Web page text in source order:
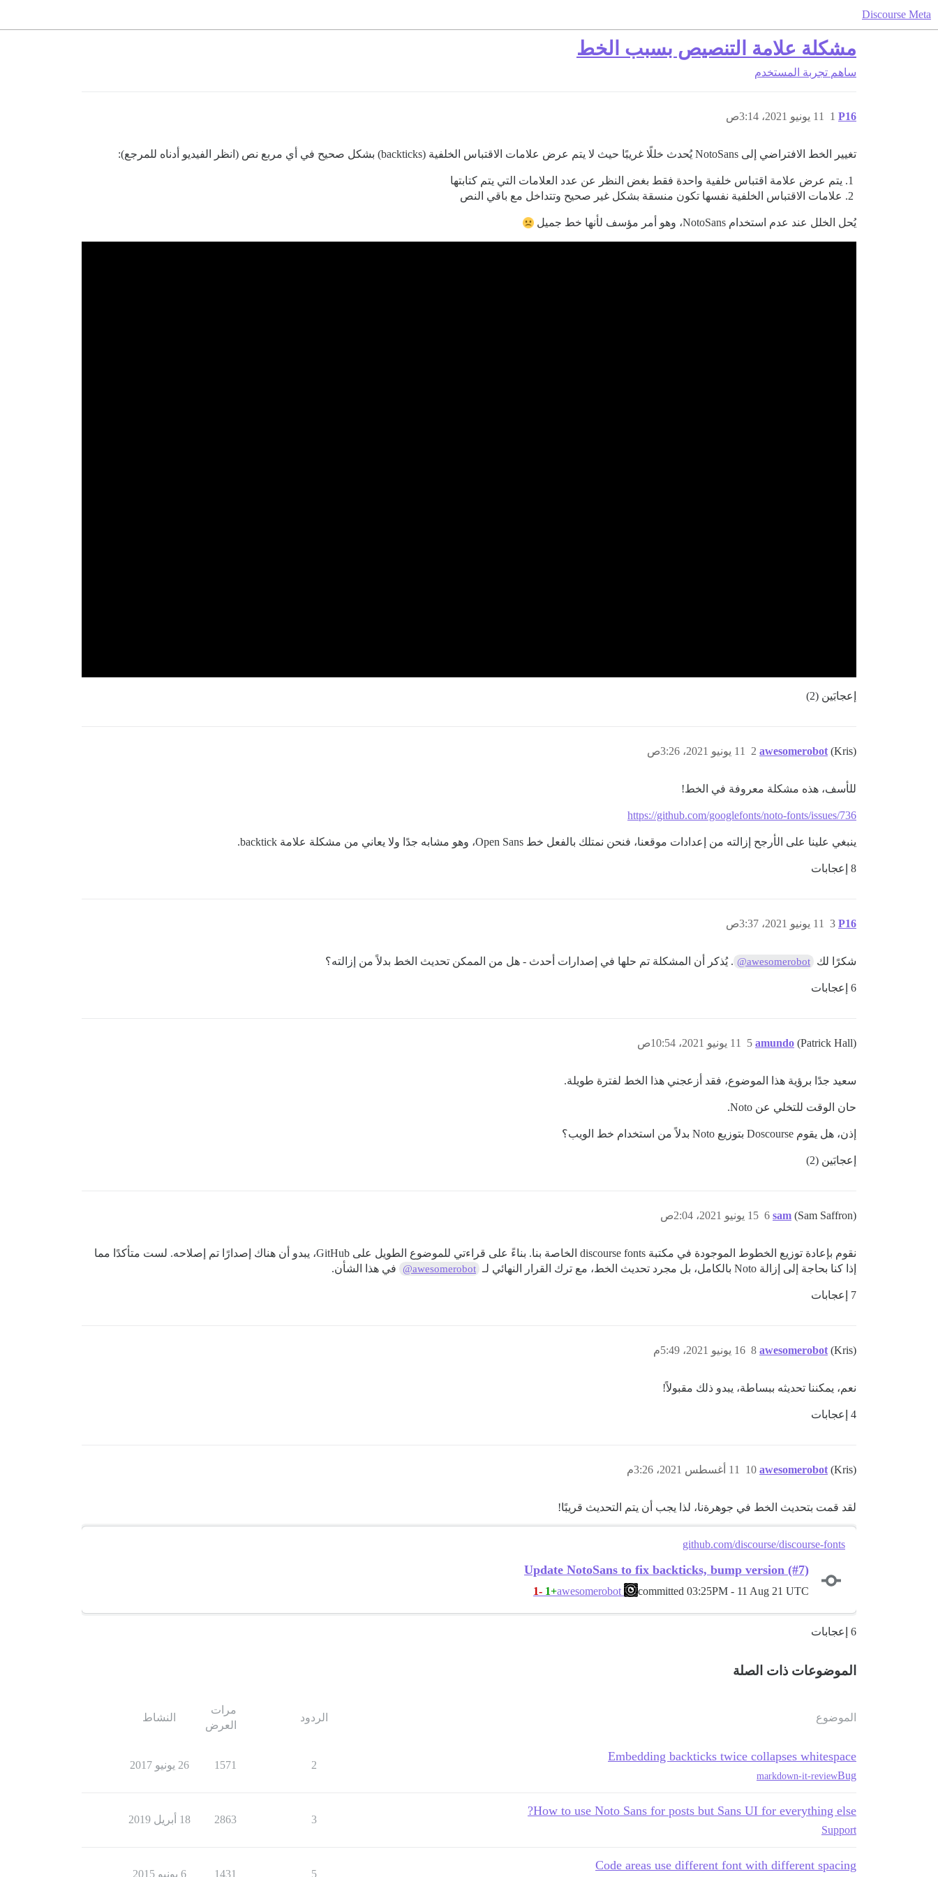
Discourse Meta
مشكلة علامة التنصيص بسبب الخط
ساهم تجربة المستخدم
P16 11 يونيو 2021، 3:14ص 1
تغيير الخط الافتراضي إلى NotoSans يُحدث خللًا غريبًا حيث لا يتم عرض علامات الاقتباس الخلفية (backticks) بشكل صحيح في أي مربع نص (انظر الفيديو أدناه للمرجع):
يتم عرض علامة اقتباس خلفية واحدة فقط بغض النظر عن عدد العلامات التي يتم كتابتها
علامات الاقتباس الخلفية نفسها تكون منسقة بشكل غير صحيح وتتداخل مع باقي النص
يُحل الخلل عند عدم استخدام NotoSans، وهو أمر مؤسف لأنها خط جميل
إعجابَين (2)
awesomerobot (Kris) 11 يونيو 2021، 3:26ص 2
للأسف، هذه مشكلة معروفة في الخط!
https://github.com/googlefonts/noto-fonts/issues/736
ينبغي علينا على الأرجح إزالته من إعدادات موقعنا، فنحن نمتلك بالفعل خط Open Sans، وهو مشابه جدًا ولا يعاني من مشكلة علامة backtick.
8 إعجابات
P16 11 يونيو 2021، 3:37ص 3
شكرًا لك @awesomerobot . يُذكر أن المشكلة تم حلها في إصدارات أحدث - هل من الممكن تحديث الخط بدلاً من إزالته؟
6 إعجابات
amundo (Patrick Hall) 11 يونيو 2021، 10:54ص 5
سعيد جدًا برؤية هذا الموضوع، فقد أزعجني هذا الخط لفترة طويلة.
حان الوقت للتخلي عن Noto.
إذن، هل يقوم Doscourse بتوزيع Noto بدلاً من استخدام خط الويب؟
إعجابَين (2)
sam (Sam Saffron) 15 يونيو 2021، 2:04ص 6
نقوم بإعادة توزيع الخطوط الموجودة في مكتبة discourse fonts الخاصة بنا. بناءً على قراءتي للموضوع الطويل على GitHub، يبدو أن هناك إصدارًا تم إصلاحه. لست متأكدًا مما
إذا كنا بحاجة إلى إزالة Noto بالكامل، بل مجرد تحديث الخط، مع ترك القرار النهائي لـ
@awesomerobot في هذا الشأن.
7 إعجابات
awesomerobot (Kris) 16 يونيو 2021، 5:49م 8
نعم، يمكننا تحديثه ببساطة، يبدو ذلك مقبولاً!
4 إعجابات
awesomerobot (Kris) 11 أغسطس 2021، 3:26م 10
لقد قمت بتحديث الخط في جوهرةنا، لذا يجب أن يتم التحديث قريبًا!
github.com/discourse/discourse-fonts
Update NotoSans to fix backticks, bump version (#7)
committed 03:25PM - 11 Aug 21 UTC
+1
-1
6 إعجابات
الموضوعات ذات الصلة
الموضوع الردود
مرات
العرض
النشاط
Embedding backticks twice collapses whitespace
Bug
markdown-it-review
2
1571 26 يونيو 2017
How to use Noto Sans for posts but Sans UI for everything else?
Support
3
2863 18 أبريل 2019
Code areas use different font with different spacing
5
1431 6 يونيو 2015